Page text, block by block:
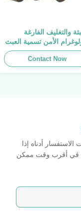
والتغليف الفارغة
الأمن تسمية العبث
ملصق الهولوغرام شعار
Contact Now
أدناه إذا
في أقرب وقت ممكن